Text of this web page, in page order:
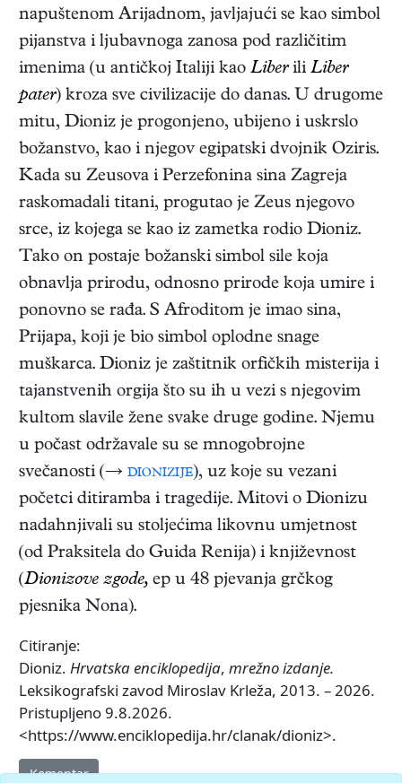
napuštenom Arijadnom, javljajući se kao simbol
pijanstva i ljubavnoga zanosa pod različitim
imenima (u antičkoj Italiji kao Liberili Liber
pater) kroza sve civilizacije do danas. U drugome
mitu, Dioniz je progonjeno, ubijeno i uskrslo
božanstvo, kao i njegov egipatski dvojnik Oziris.
Kada su Zeusova i Perzefonina sina Zagreja
raskomadali titani, progutao je Zeus njegovo
srce, iz kojega se kao iz zametka rodio Dioniz.
Tako on postaje božanski simbol sile koja
obnavlja prirodu, odnosno prirode koja umire i
ponovno se rađa. S Afroditom je imao sina,
Prijapa, koji je bio simbol oplodne snage
muškarca. Dioniz je zaštitnik orfičkih misterija i
tajanstvenih orgija što su ih u vezi s njegovim
kultom slavile žene svake druge godine. Njemu
u počast održavale su se mnogobrojne
svečanosti (→ dionizije), uz koje su vezani
početci ditiramba i tragedije. Mitovi o Dionizu
nadahnjivali su stoljećima likovnu umjetnost
(od Praksitela do Guida Renija) i književnost
(Dionizove zgode, ep u 48 pjevanja grčkog
pjesnika Nona).
Citiranje:
Dioniz. Hrvatska enciklopedija, mrežno izdanje.
Leksikografski zavod Miroslav Krleža, 2013. – 2026.
Pristupljeno 9.8.2026.
<https://www.enciklopedija.hr/clanak/dioniz>.
Komentar